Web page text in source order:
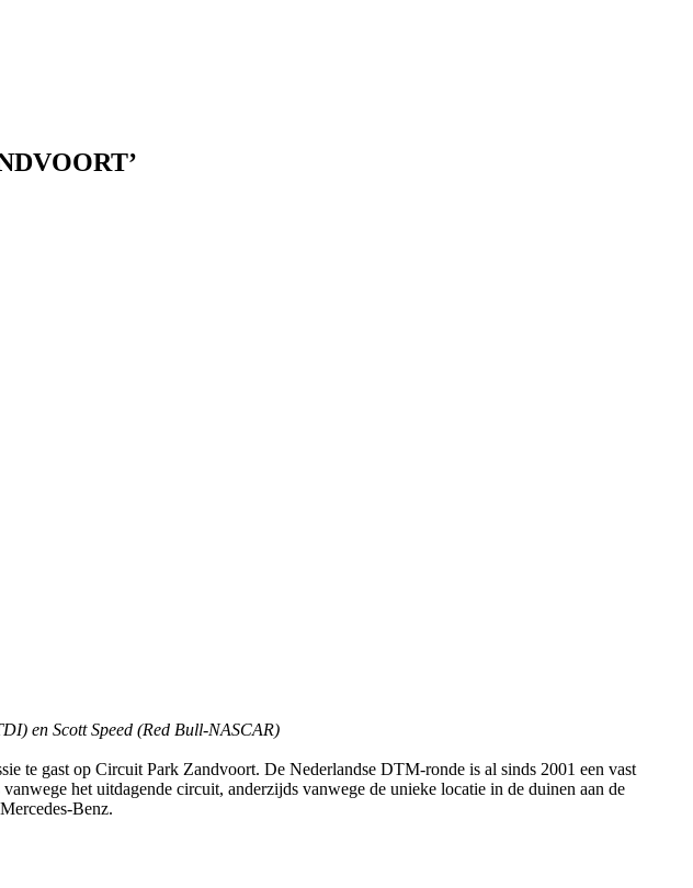
en Scott Speed (Red Bull-NASCAR)
te gast op Circuit Park Zandvoort. De Nederlandse DTM-ronde is al sinds 2001 een vast
het uitdagende circuit, anderzijds vanwege de unieke locatie in de duinen aan de
Benz.